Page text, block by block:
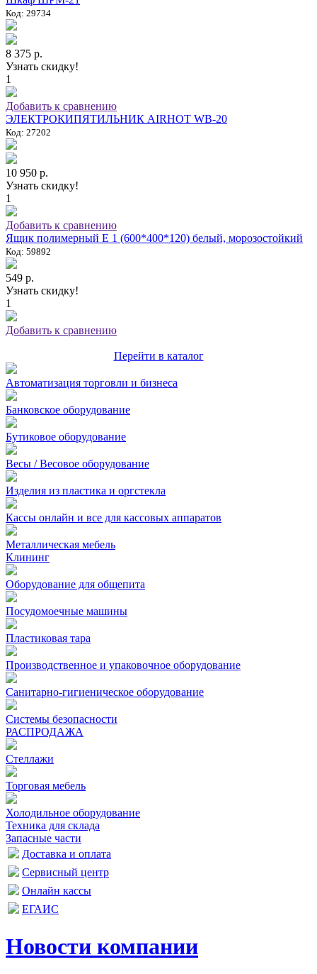
Код: 29734
8 375 р.
Узнать скидку!
1
Добавить к сравнению
ЭЛЕКТРОКИПЯТИЛЬНИК AIRHOT WB-20
Код: 27202
10 950 р.
Узнать скидку!
1
Добавить к сравнению
Ящик полимерный E 1 (600*400*120) белый, морозостойкий
Код: 59892
549 р.
Узнать скидку!
1
Добавить к сравнению
Перейти в каталог
Автоматизация торговли и бизнеса
Банковское оборудование
Бутиковое оборудование
Весы / Весовое оборудование
Изделия из пластика и оргстекла
Кассы онлайн и все для кассовых аппаратов
Металлическая мебель
Клининг
Оборудование для общепита
Посудомоечные машины
Пластиковая тара
Производственное и упаковочное оборудование
Санитарно-гигиеническое оборудование
Системы безопасности
РАСПРОДАЖА
Стеллажи
Торговая мебель
Холодильное оборудование
Техника для склада
Запасные части
Доставка и оплата
Сервисный центр
Онлайн кассы
ЕГАИС
Новости компании